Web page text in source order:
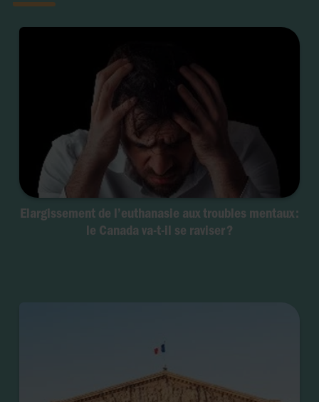
Elargissement de l’euthanasie aux troubles mentaux :
le Canada va-t-il se raviser ?